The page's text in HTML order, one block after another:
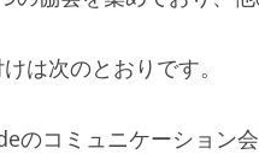
は次のとおりです。
のコミュニケーション